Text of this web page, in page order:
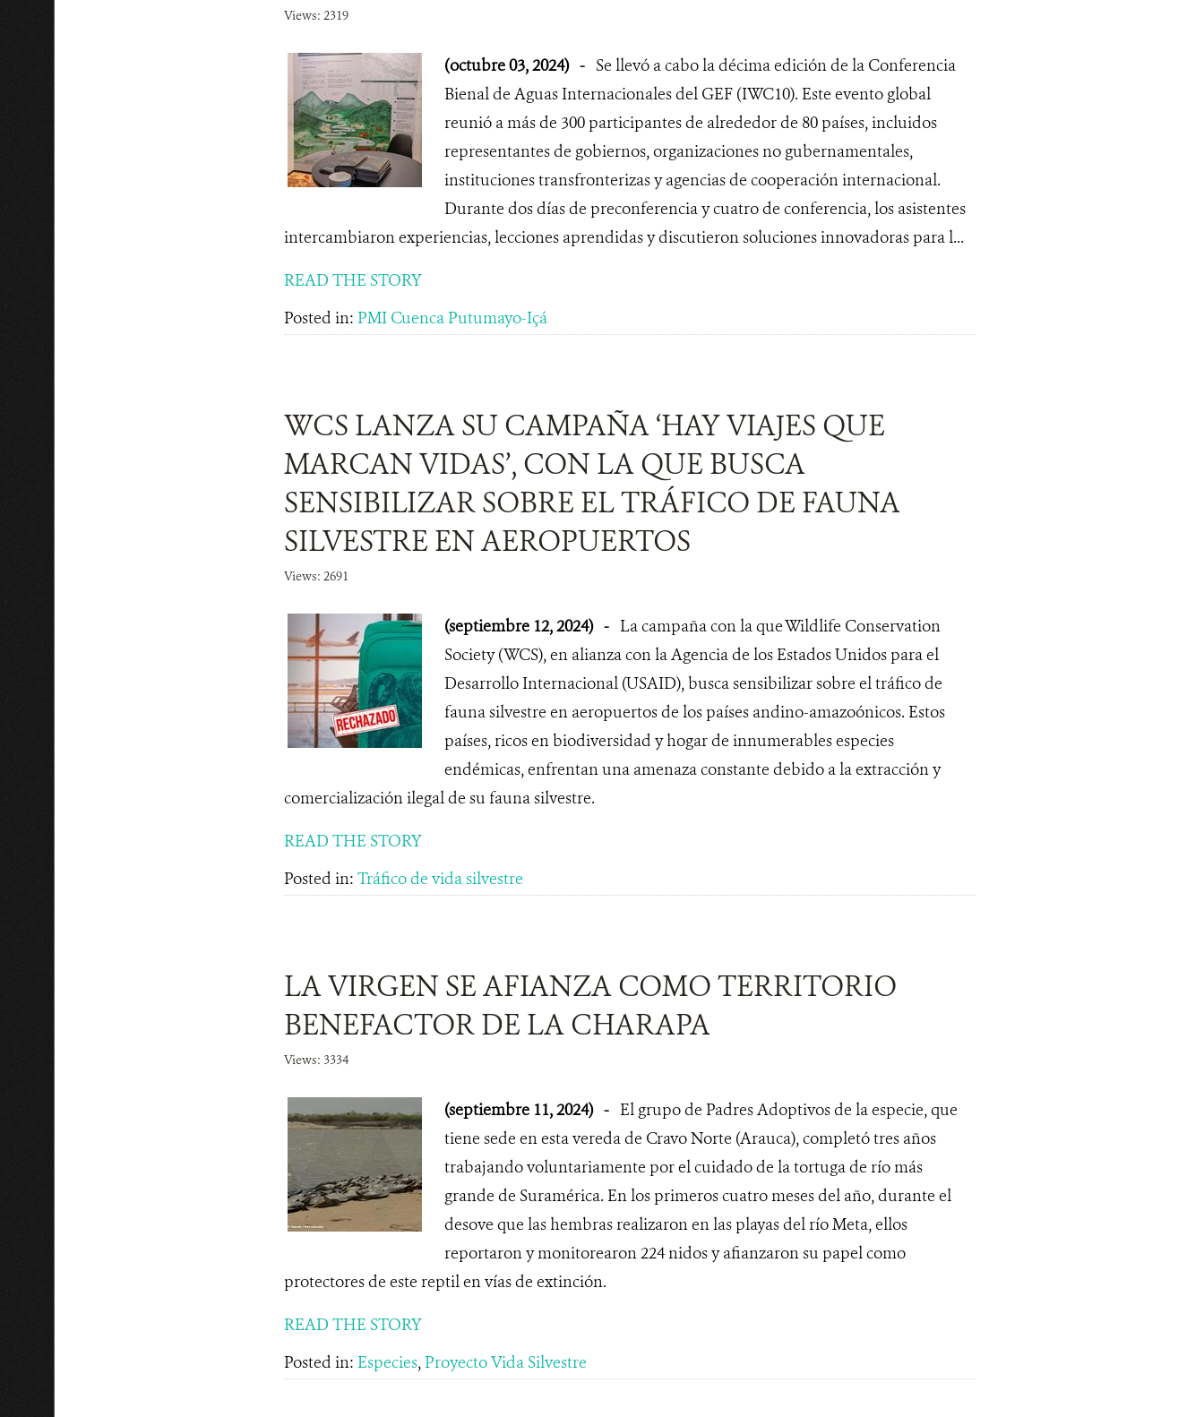
Views: 2319
(octubre 03, 2024) - Se llevó a cabo la décima edición de la Conferencia
Bienal de Aguas Internacionales del GEF (IWC10). Este evento global
reunió a más de 300 participantes de alrededor de 80 países, incluidos
representantes de gobiernos, organizaciones no gubernamentales,
instituciones transfronterizas y agencias de cooperación internacional.
Durante dos días de preconferencia y cuatro de conferencia, los asistentes
intercambiaron experiencias, lecciones aprendidas y discutieron soluciones innovadoras para l...
READ THE STORY
Posted in: PMI Cuenca Putumayo-Içá
WCS LANZA SU CAMPAÑA ‘HAY VIAJES QUE
MARCAN VIDAS’, CON LA QUE BUSCA
SENSIBILIZAR SOBRE EL TRÁFICO DE FAUNA
SILVESTRE EN AEROPUERTOS
Views: 2691
(septiembre 12, 2024) - La campaña con la que Wildlife Conservation
Society (WCS), en alianza con la Agencia de los Estados Unidos para el
Desarrollo Internacional (USAID), busca sensibilizar sobre el tráfico de
fauna silvestre en aeropuertos de los países andino-amazoónicos. Estos
países, ricos en biodiversidad y hogar de innumerables especies
endémicas, enfrentan una amenaza constante debido a la extracción y
comercialización ilegal de su fauna silvestre.
READ THE STORY
Posted in: Tráfico de vida silvestre
LA VIRGEN SE AFIANZA COMO TERRITORIO
BENEFACTOR DE LA CHARAPA
Views: 3334
(septiembre 11, 2024) - El grupo de Padres Adoptivos de la especie, que
tiene sede en esta vereda de Cravo Norte (Arauca), completó tres años
trabajando voluntariamente por el cuidado de la tortuga de río más
grande de Suramérica. En los primeros cuatro meses del año, durante el
desove que las hembras realizaron en las playas del río Meta, ellos
reportaron y monitorearon 224 nidos y afianzaron su papel como
protectores de este reptil en vías de extinción.
READ THE STORY
Posted in: Especies, Proyecto Vida Silvestre